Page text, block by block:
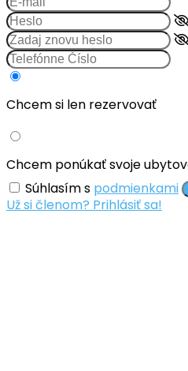
Chcem si len rezervovať
Chcem ponúkať svoje
Súhlasím s podmienkami
Už si členom? Prihlásiť sa!